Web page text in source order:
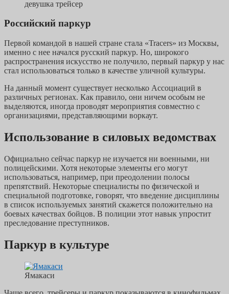
девушка трейсер
Российский паркур
Первой командой в нашей стране стала «Tracers» из Москвы,
именно с нее начался русский паркур. Но, широкого
распространения искусство не получило, первый паркур у нас
стал использоваться только в качестве уличной культуры.
На данный момент существует несколько Ассоциаций в
различных регионах. Как правило, они ничем особым не
выделяются, иногда проводят мероприятия совместно с
организациями, представляющими воркаут.
Использование в силовых ведомствах
Официально сейчас паркур не изучается ни военными, ни
полицейскими. Хотя некоторые элементы его могут
использоваться, например, при преодолении полосы
препятствий. Некоторые специалисты по физической и
специальной подготовке, говорят, что введение дисциплины
в список используемых занятий скажется положительно на
боевых качествах бойцов. В полиции этот навык упростит
преследование преступников.
Паркур в культуре
Ямакаси